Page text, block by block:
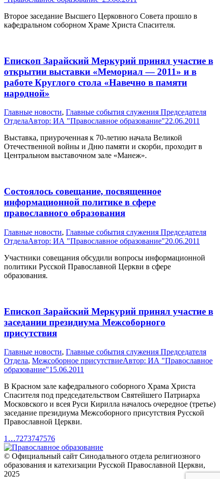
Второе заседание Высшего Церковного Совета прошло в
кафедральном соборном Храме Христа Спасителя.
Епископ Зарайский Меркурий принял участие в
открытии выставки «Мемориал — 2011» и в
работе Круглого стола «Навечно в памяти
народной»
Главные новости, Главные события служения Председателя
ОтделаАвтор: ИА "Православное образование"22.06.2011
Выставка, приуроченная к 70-летию начала Великой
Отечественной войны и Дню памяти и скорби, проходит в
Центральном выставочном зале «Манеж».
Состоялось совещание, посвященное
информационной политике в сфере
православного образования
Главные новости, Главные события служения Председателя
ОтделаАвтор: ИА "Православное образование"20.06.2011
Участники совещания обсудили вопросы информационной
политики Русской Православной Церкви в сфере
образования.
Епископ Зарайский Меркурий принял участие в
заседании президиума Межсоборного
присутствия
Главные новости, Главные события служения Председателя
Отдела, Межсоборное присутствиеАвтор: ИА "Православное
образование"15.06.2011
В Красном зале кафедрального соборного Храма Христа
Спасителя под председательством Святейшего Патриарха
Московского и всея Руси Кирилла началось очередное (третье)
заседание президиума Межсоборного присутствия Русской
Православной Церкви.
1 …7273747576
© Официальный сайт Синодального отдела религиозного
образования и катехизации Русской Православной Церкви,
2025